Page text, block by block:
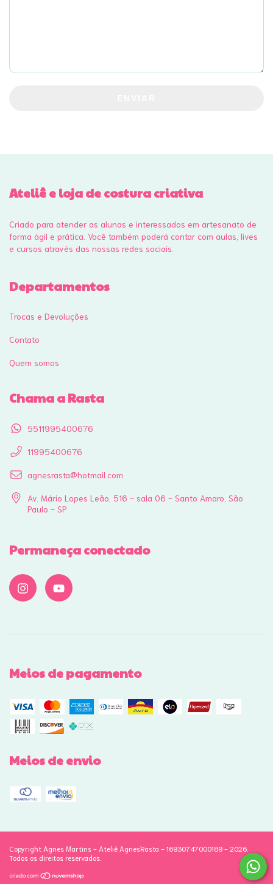
Ateliê e loja de costura criativa
Criado para atender as alunas e interessados em artesanato de
forma ágil e prática. Você também poderá contar com aulas, lives
e cursos através das nossas redes sociais.
Departamentos
Trocas e Devoluções
Contato
Quem somos
Chama a Rasta
5511995400676
11995400676
agnesrasta@hotmail.com
Av. Mário Lopes Leão, 516 - sala 06 - Santo Amaro, São
Paulo - SP
Permaneça conectado
Meios de pagamento
Meios de envio
Copyright Agnes Martins - Ateliê AgnesRasta - 16930747000189 - 2026.
Todos os direitos reservados.